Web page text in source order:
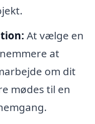
At vælge en
at
om dit
mødes til en